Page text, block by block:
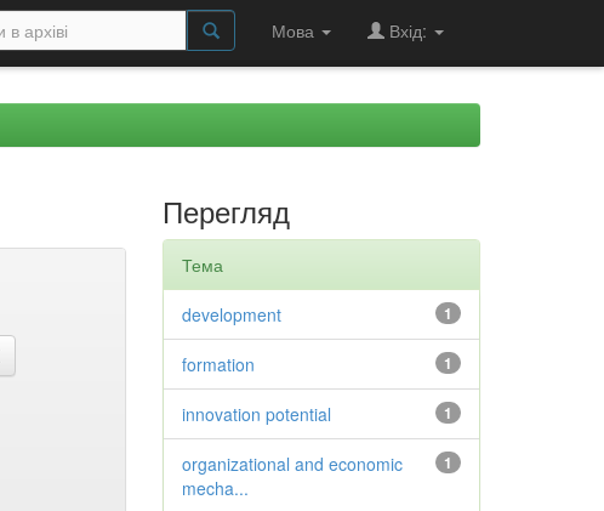
Мова Вхід:
Перегляд
Тема
1
development
1
formation
1
innovation potential
1
organizational and economic
mecha...